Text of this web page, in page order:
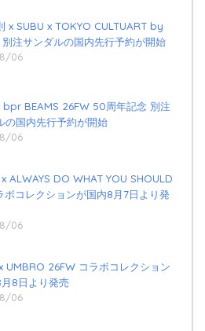
x SUBU x TOKYO CULTUART by
別注サンダルの国内先行予約が開始
06
bpr BEAMS 26FW 50周年記念 別注
の国内先行予約が開始
06
ALWAYS DO WHAT YOU SHOULD
ボコレクションが国内8月7日より発
06
UMBRO 26FW コラボコレクション
8日より発売
06